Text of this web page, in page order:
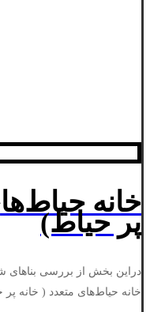
خانه
پر حیاط)
دراین بخش از بررسی بناهای
خانه حیاط‌های متعدد ( خانه